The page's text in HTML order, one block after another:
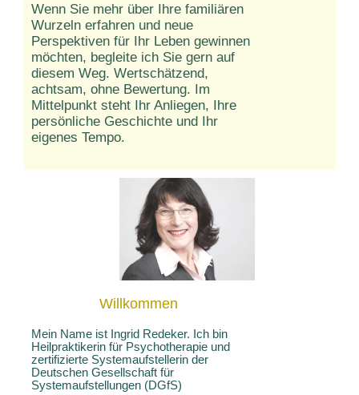
Wenn Sie mehr über Ihre familiären
Wurzeln erfahren und neue
Perspektiven für Ihr Leben gewinnen
möchten, begleite ich Sie gern auf
diesem Weg. Wertschätzend,
achtsam, ohne Bewertung. Im
Mittelpunkt steht Ihr Anliegen, Ihre
persönliche Geschichte und Ihr
eigenes Tempo.
Willkommen
Mein Name ist Ingrid Redeker. Ich bin
Heilpraktikerin für Psychotherapie und
zertifizierte Systemaufstellerin der
Deutschen Gesellschaft für
Systemaufstellungen (DGfS)